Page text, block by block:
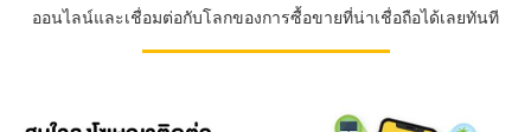
ออนไลน์และเชื่อมต่อกับโลกของการซื้อขายที่น่าเชื่อถือได้เลยทันที